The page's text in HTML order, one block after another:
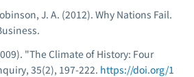
J. A. (2012). Why Nations Fail.
"The Climate of History: Four
, 35(2), 197-222. https://doi.org/1